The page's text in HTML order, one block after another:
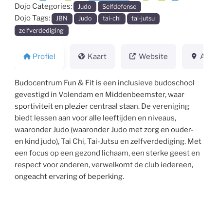
Dojo Categories: Judo Selfdefense
Dojo Tags: JBN Judo tai-chi
tai-jutsu
zelfverdediging
Profiel Kaart Website
Budocentrum Fun & Fit is een inclusieve budoschool
gevestigd in Volendam en Middenbeemster, waar
sportiviteit en plezier centraal staan. De vereniging
biedt lessen aan voor alle leeftijden en niveaus,
waaronder Judo (waaronder Judo met zorg en ouder-
en kind judo), Tai Chi, Tai-Jutsu en zelfverdediging. Met
een focus op een gezond lichaam, een sterke geest en
respect voor anderen, verwelkomt de club iedereen,
ongeacht ervaring of beperking.